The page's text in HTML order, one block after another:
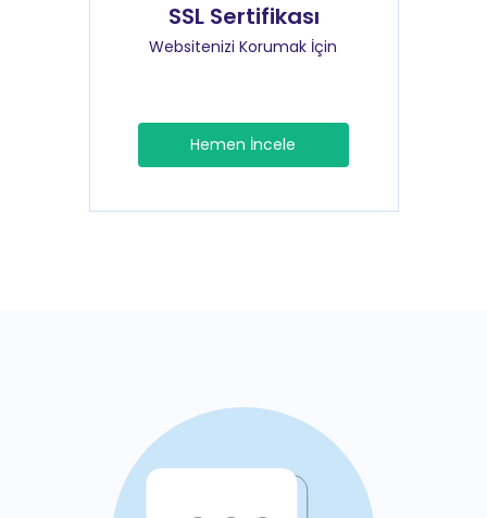
SSL Sertifikası
Websitenizi Korumak İçin
Hemen İncele